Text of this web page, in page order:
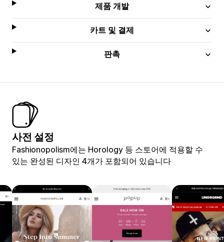
제품 개발
카트 및 결제
판촉
사전 설정
Fashionopolism에는 Horology 등 스토어에 적용할 수
있는 완성된 디자인 4개가 포함되어 있습니다